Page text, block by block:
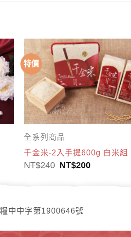
特價
全系列商品
千金米-2入手提600g 白米組
NT$240 NT$200
中中字第1900646號